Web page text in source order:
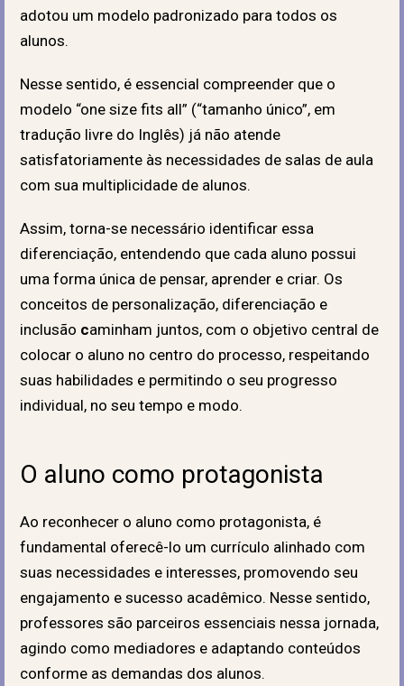
adotou um modelo padronizado para todos os
alunos.
Nesse sentido, é essencial compreender que o
modelo “one size fits all” (“tamanho único”, em
tradução livre do Inglês) já não atende
satisfatoriamente às necessidades de salas de aula
com sua multiplicidade de alunos.
Assim, torna-se necessário identificar essa
diferenciação, entendendo que cada aluno possui
uma forma única de pensar, aprender e criar. Os
conceitos de personalização, diferenciação e
inclusão caminham juntos, com o objetivo central de
colocar o aluno no centro do processo, respeitando
suas habilidades e permitindo o seu progresso
individual, no seu tempo e modo.
O aluno como protagonista
Ao reconhecer o aluno como protagonista, é
fundamental oferecê-lo um currículo alinhado com
suas necessidades e interesses, promovendo seu
engajamento e sucesso acadêmico. Nesse sentido,
professores são parceiros essenciais nessa jornada,
agindo como mediadores e adaptando conteúdos
conforme as demandas dos alunos.